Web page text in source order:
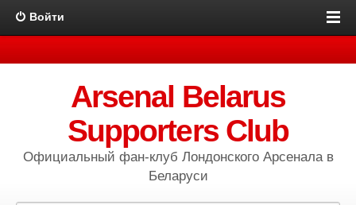
Войти
Arsenal Belarus
Supporters Club
Официальный фан-клуб Лондонского Арсенала в
Беларуси